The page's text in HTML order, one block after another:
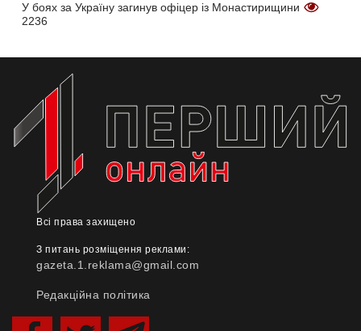
У боях за Україну загинув офіцер із Монастирищини
2236
Всі права захищено
З питань розміщення реклами:
gazeta.1.reklama@gmail.com
Редакційна політика